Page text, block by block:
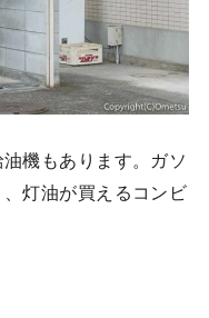
機もあります。ガソ
灯油が買えるコンビ